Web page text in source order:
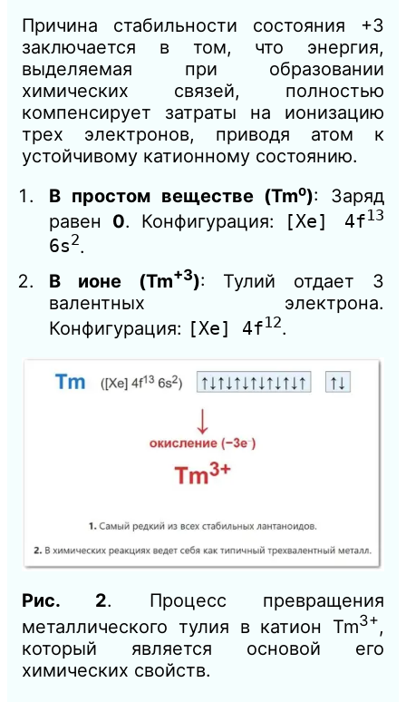
Причина стабильности состояния +3
заключается в том, что энергия,
выделяемая при образовании
химических связей, полностью
компенсирует затраты на ионизацию
трех электронов, приводя атом к
устойчивому катионному состоянию.
В простом веществе (Tm⁰): Заряд
равен 0. Конфигурация: [Xe] 4f13
6s2.
В ионе (Tm+3): Тулий отдает 3
валентных электрона.
Конфигурация: [Xe] 4f12.
Рис. 2. Процесс превращения
металлического тулия в катион Tm3+,
который является основой его
химических свойств.